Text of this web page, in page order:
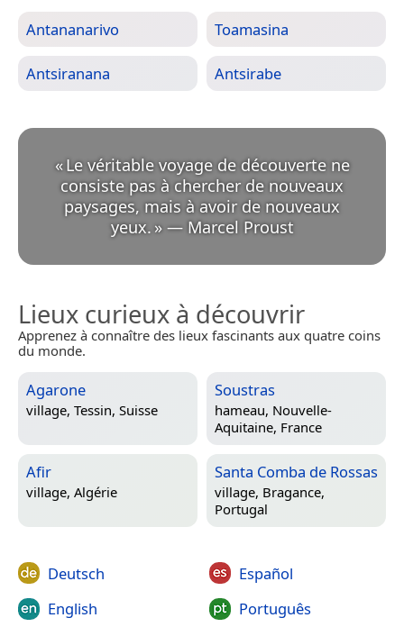
Antananarivo Toamasina
Antsiranana Antsirabe
«Le véritable voyage de découverte ne
consiste pas à chercher de nouveaux
paysages, mais à avoir de nouveaux
yeux. » — Marcel Proust
Lieux curieux à découvrir
Apprenez à connaître des lieux fascinants aux quatre coins
du monde.
Agarone
village, Tessin, Suisse
Soustras
hameau, Nouvelle-
Aquitaine, France
Afir
village, Algérie
Santa Comba de Rossas
village, Bragance,
Portugal
Deutsch
English
Español
Português